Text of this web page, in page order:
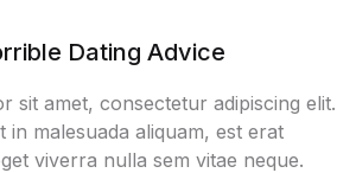
Dating Advice
sit amet, consectetur adipiscing elit.
in malesuada aliquam, est erat
viverra nulla sem vitae neque.